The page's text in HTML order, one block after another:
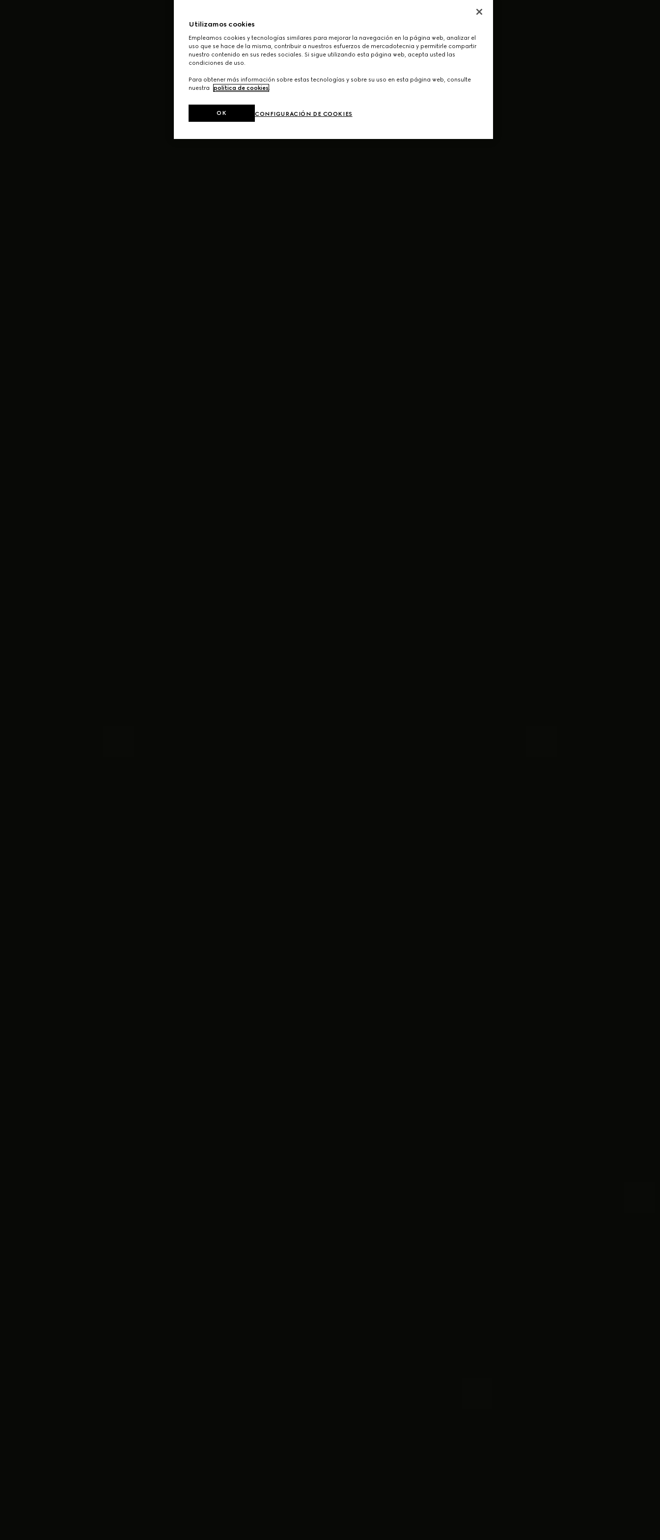
Utilizamos cookies
Empleamos cookies y tecnologías similares para mejorar la navegación en la página web, analizar el
uso que se hace de la misma, contribuir a nuestros esfuerzos de mercadotecnia y permitirle compartir
nuestro contenido en sus redes sociales. Si sigue utilizando esta página web, acepta usted las
condiciones de uso.
Para obtener más información sobre estas tecnologías y sobre su uso en esta página web, consulte
nuestra
política de cookies.
CONFIGURACIÓN DE COOKIES
OK